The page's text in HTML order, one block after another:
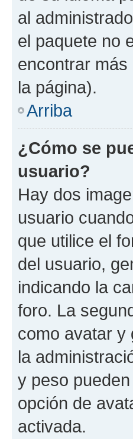
al
el paquete no
encontrar
la página).
Arriba
¿Cómo se
usuario?
Hay dos
usuario
que utilice el
del usuario,
indicando la
foro. La
como avatar y
la
y peso
opción de
activada.